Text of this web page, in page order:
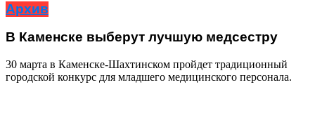
Архив
В Каменске выберут лучшую медсестру
30 марта в Каменске-Шахтинском пройдет традиционный
городской конкурс для младшего медицинского персонала.